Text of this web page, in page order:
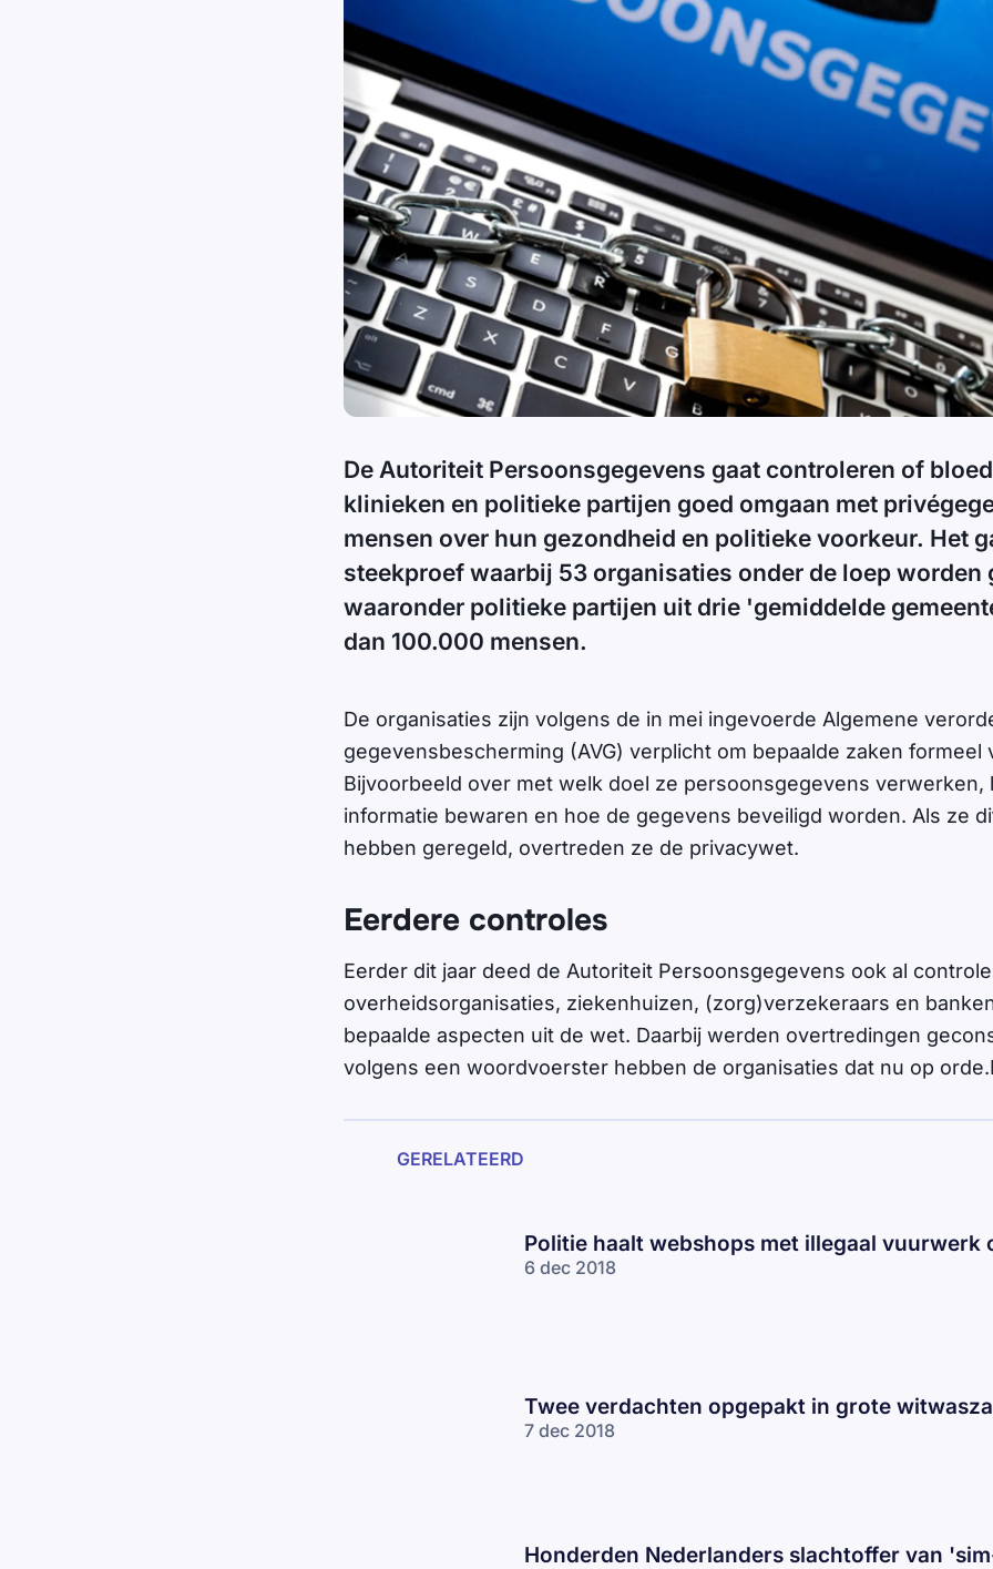
De Autoriteit Persoonsgegevens gaat controleren of
klinieken en politieke partijen goed omgaan met
mensen over hun gezondheid en politieke voorkeur. Het
steekproef waarbij 53 organisaties onder de loep worden
waaronder politieke partijen uit drie 'gemiddelde
dan 100.000 mensen.
De organisaties zijn volgens de in mei ingevoerde Algemene
gegevensbescherming (AVG) verplicht om bepaalde zaken formeel
Bijvoorbeeld over met welk doel ze persoonsgegevens verwerken,
informatie bewaren en hoe de gegevens beveiligd worden. Als ze
hebben geregeld, overtreden ze de privacywet.
Eerdere controles
Eerder dit jaar deed de Autoriteit Persoonsgegevens ook al
overheidsorganisaties, ziekenhuizen, (zorg)verzekeraars en
bepaalde aspecten uit de wet. Daarbij werden overtredingen
volgens een woordvoerster hebben de organisaties dat nu op
GERELATEERD
Politie haalt webshops met illegaal vuurwerk
6 dec 2018
Twee verdachten opgepakt in grote
7 dec 2018
Honderden Nederlanders slachtoffer van